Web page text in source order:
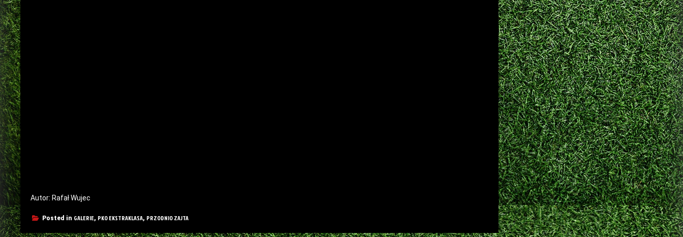
Autor: Rafał Wujec
Posted in GALERIE, PKO EKSTRAKLASA, PRZODNIO ZAJTA